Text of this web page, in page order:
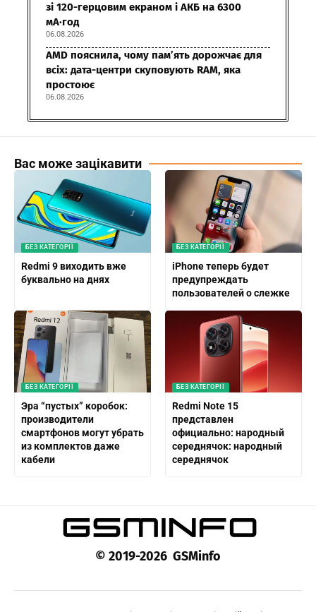
зі 120-герцовим екраном і АКБ на 6300
мА·год
06.08.2026
AMD пояснила, чому пам’ять дорожчає для
всіх: дата-центри скуповують RAM, яка
простоює
06.08.2026
Вас може зацікавити
БЕЗ КАТЕГОРІЇ
Redmi 9 виходить вже
буквально на днях
БЕЗ КАТЕГОРІЇ
iPhone теперь будет
предупреждать
пользователей о слежке
БЕЗ КАТЕГОРІЇ
Эра “пустых” коробок:
производители
смартфонов могут убрать
из комплектов даже
кабели
БЕЗ КАТЕГОРІЇ
Redmi Note 15
представлен
официально: народный
середнячок: народный
середнячок
© 2019-2026 GSMinfo